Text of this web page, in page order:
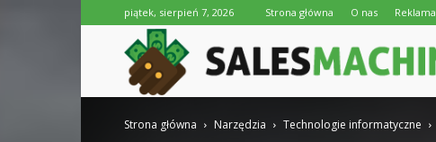
piątek, sierpień 7, 2026 Strona główna O nas Reklama
Strona główna Narzędzia Technologie informatyczne